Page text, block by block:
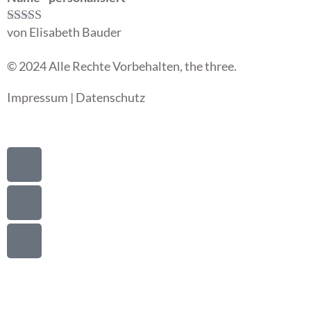
Bewertet mit
von Elisabeth Bauder
© 2024 Alle Rechte Vorbehalten, the three.
Impressum | Datenschutz